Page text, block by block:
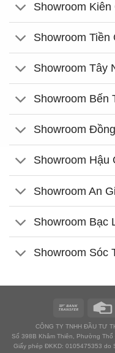
Showroom Kiên
Showroom Tiền
Showroom Tây
Showroom Bến
Showroom
Showroom Hậu
Showroom An
Showroom Bạc
Showroom Sóc
CÔNG TY TNHH ĐẦU TƯ
Số 398B Khâm Thiên, Phường
Giấy phép ĐKKD: 0105475353 do